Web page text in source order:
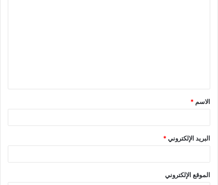
ق
*
الاسم *
البريد الإلكتروني*
الموقع الإلكتروني